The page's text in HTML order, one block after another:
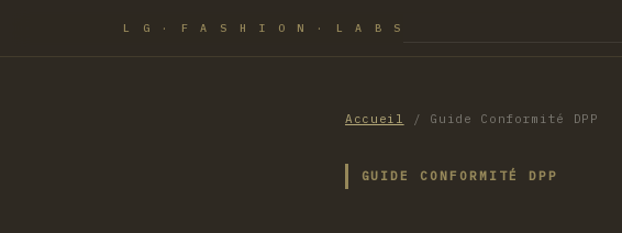
L G · F A S H I O N · L A B S
Accueil / Guide Conformité DPP
GUIDE CONFORMITÉ DPP